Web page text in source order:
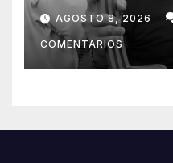
Lionel Messi
AGOSTO 8, 2026
COMENTARIOS